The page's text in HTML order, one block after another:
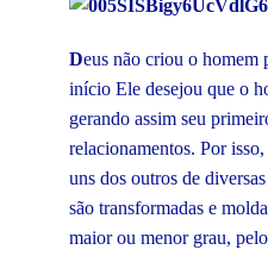
Deus não criou o homem
início Ele desejou que o
gerando assim seu
relacionamentos. Por
uns dos outros de
são transformadas e
maior ou menor grau,